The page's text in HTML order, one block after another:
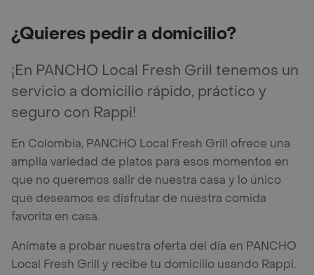
¿Quieres pedir a domicilio?
¡En PANCHO Local Fresh Grill tenemos un
servicio a domicilio rápido, práctico y
seguro con Rappi!
En Colombia, PANCHO Local Fresh Grill ofrece una
amplia variedad de platos para esos momentos en
que no queremos salir de nuestra casa y lo único
que deseamos es disfrutar de nuestra comida
favorita en casa.
Anímate a probar nuestra oferta del día en PANCHO
Local Fresh Grill y recibe tu domicilio usando Rappi.